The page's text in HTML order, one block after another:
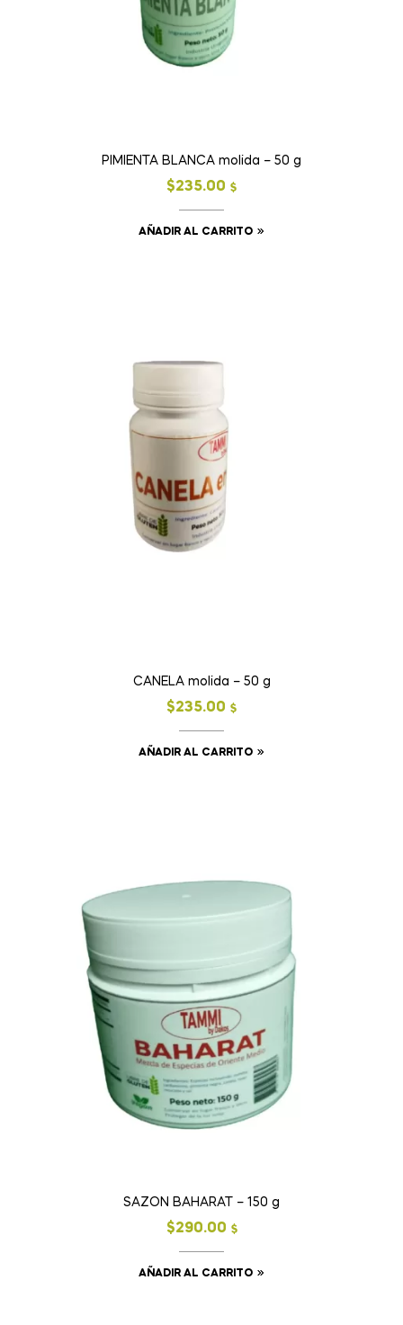
PIMIENTA BLANCA molida – 50 g
$235.00 $
AÑADIR AL CARRITO
CANELA molida – 50 g
$235.00 $
AÑADIR AL CARRITO
SAZON BAHARAT – 150 g
$290.00 $
AÑADIR AL CARRITO